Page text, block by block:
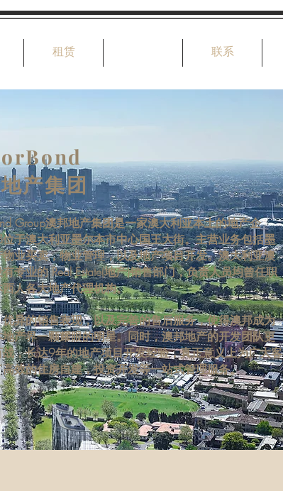
租赁 联系
产集团
Group澳邦地产集团是一家澳大利亚本土的地产企
于澳大利亚墨尔本市中心国王大街。主营业务包括墨
业买卖，物业管理，以及地产项目开发。澳大利亚澳
专业的 Real Estate(地产)销售部门，负责人员均曾任职
人各大地产代理机构。
异的销售表现，以及完善的售后服务，使得澳邦成为
产界一颗耀眼的明星。同时，澳邦地产的开发团队更
，长达9年的地产项目开发经验，真正意义上为广大客
效的住房自建，投资开发等一站式管理服务。